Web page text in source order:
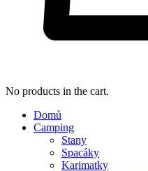
No products in the cart.
Domů
Camping
Stany
Spacáky
Karimatky